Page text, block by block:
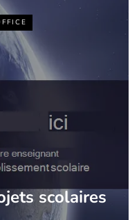
scolaires